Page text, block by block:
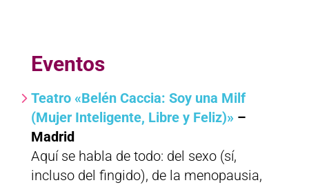
Eventos
Teatro «Belén Caccia: Soy una Milf
(Mujer Inteligente, Libre y Feliz)» –
Madrid
Aquí se habla de todo: del sexo (sí,
incluso del fingido), de la menopausia,